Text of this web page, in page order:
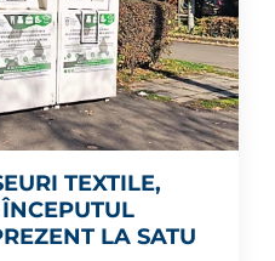
TEXTILE,
LA SATU